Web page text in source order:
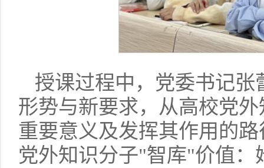
授课过程中，党委书记
形势与新要求，从高校党
重要意义及发挥其作用的
党外知识分子"智库"价值